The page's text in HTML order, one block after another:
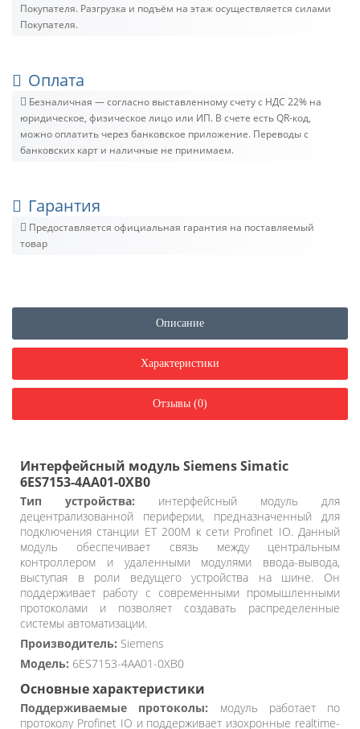
Покупателя. Разгрузка и подъём на этаж осуществляется силами
Покупателя.
Оплата
Безналичная — согласно выставленному счету c НДС 22% на
юридическое, физическое лицо или ИП. В счете есть QR-код,
можно оплатить через банковское приложение. Переводы с
банковских карт и наличные не принимаем.
Гарантия
Предоставляется официальная гарантия на поставляемый
товар
Описание
Характеристики
Отзывы (0)
Интерфейсный модуль Siemens Simatic
6ES7153-4AA01-0XB0
Тип устройства: интерфейсный модуль для
децентрализованной периферии, предназначенный для
подключения станции ET 200M к сети Profinet IO. Данный
модуль обеспечивает связь между центральным
контроллером и удаленными модулями ввода-вывода,
выступая в роли ведущего устройства на шине. Он
поддерживает работу с современными промышленными
протоколами и позволяет создавать распределенные
системы автоматизации.
Производитель: Siemens
Модель: 6ES7153-4AA01-0XB0
Основные характеристики
Поддерживаемые протоколы: модуль работает по
протоколу Profinet IO и поддерживает изохронные realtime-